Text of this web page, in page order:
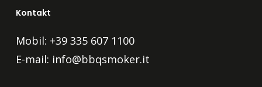
Kontakt
Mobil: +39 335 607 1100
E-mail: info@bbqsmoker.it